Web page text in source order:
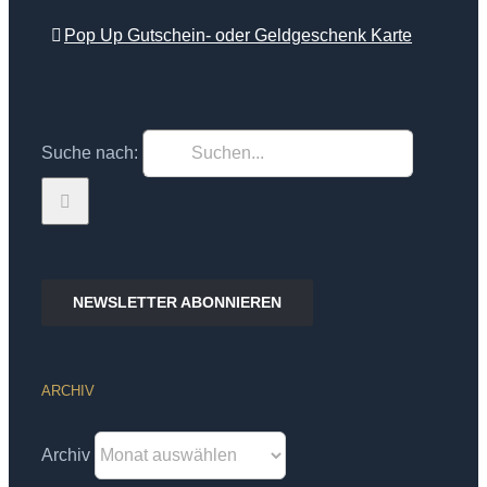
Pop Up Gutschein- oder Geldgeschenk Karte
Suche nach:
NEWSLETTER ABONNIEREN
ARCHIV
Archiv